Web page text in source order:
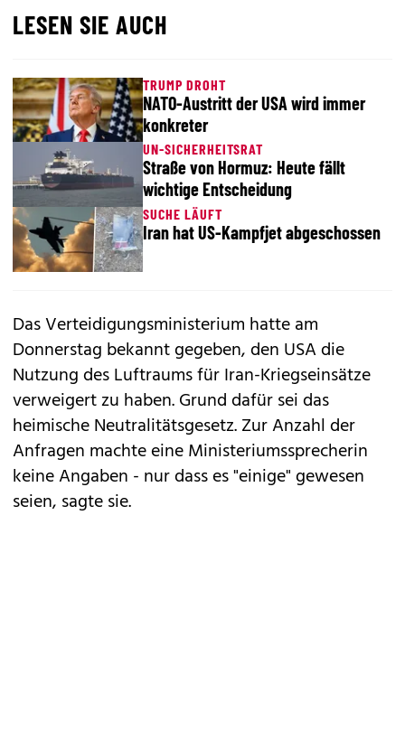
LESEN SIE AUCH
TRUMP DROHT
NATO-Austritt der USA wird immer
konkreter
UN-SICHERHEITSRAT
Straße von Hormuz: Heute fällt
wichtige Entscheidung
SUCHE LÄUFT
Iran hat US-Kampfjet abgeschossen
Das Verteidigungsministerium hatte am
Donnerstag bekannt gegeben, den USA die
Nutzung des Luftraums für Iran-Kriegseinsätze
verweigert zu haben. Grund dafür sei das
heimische Neutralitätsgesetz. Zur Anzahl der
Anfragen machte eine Ministeriumssprecherin
keine Angaben - nur dass es "einige" gewesen
seien, sagte sie.